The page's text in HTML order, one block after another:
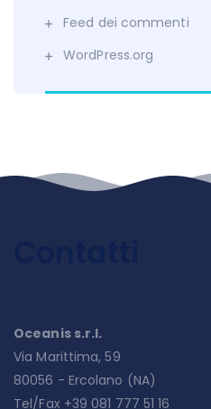
Feed dei commenti
WordPress.org
Oceanis s.r.l.
Via Marittima, 59
80056 - Ercolano (NA)
Tel/Fax +39 081 777 51 16